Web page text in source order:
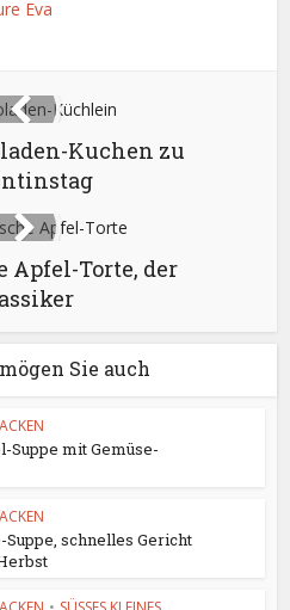
Kuchen zu
Apfel-Torte, der
Sie auch
Suppe mit Gemüse-
Suppe, schnelles Gericht